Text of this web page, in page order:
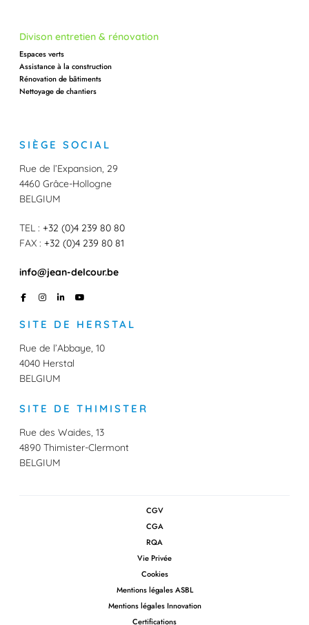
SIÈGE SOCIAL
Rue de l’Expansion, 29
4460 Grâce-Hollogne
BELGIUM
TEL : +32 (0)4 239 80 80
FAX : +32 (0)4 239 80 81
info@jean-delcour.be
F
a
e
b
o
k
I
t
a
r
a
m
L
k
e
I
n
Y
T
u
e
SITE DE HERSTAL
Rue de l’Abbaye, 10
4040 Herstal
BELGIUM
SITE DE THIMISTER
Rue des Waides, 13
4890 Thimister-Clermont
BELGIUM
Divison entretien & rénovation
Espaces verts
Assistance à la construction
Rénovation de bâtiments
Nettoyage de chantiers
CGV
CGA
RQA
Vie Privée
Cookies
Mentions légales ASBL
Mentions légales Innovation
Certifications